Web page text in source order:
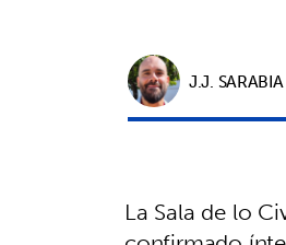
J.J. SARABIA
La Sala de lo